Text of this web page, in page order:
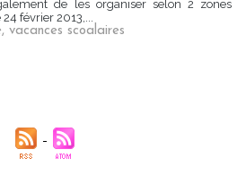
de les organiser selon 2 zones
février 2013,...
, vacances scoalaires